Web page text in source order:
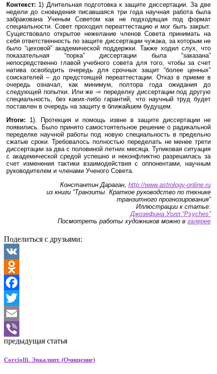
Контекст: 1) Длительная подготовка к защите диссертации. За две
недели до сновидения писавшаяся три года научная работа была
забракована Ученым Советом как не подходящая под формат
специальности. Совет проходил переаттестацию и мог быть закрыт.
Существовало открытое нежелание членов Совета принимать на
себя ответственность по защите диссертации чужака, за которым не
было “цеховой” академической поддержки. Также ходил слух, что
показательная “порка” диссертации была “заказана”
непосредственно главой учебного совета для того, чтобы за счет
натива освободить очередь для срочных защит “более ценных”
соискателей – до предстоящей переаттестации. Отказ в приеме в
очередь означал, как минимум, полтора года ожидания до
следующей попытки. Или же -= переделку диссертации под другую
специальность, без каких-либо гарантий, что научный труд будет
поставлен в очередь на защиту в ближайшем будущем.
Итоги: 1). Протекция и помощь извне в защите диссертации не
появились. Было принято самостоятельное решение о радикальной
переделке научной работы под новую специальность в предельно
сжатые сроки. Требовалось полностью переделать не менее трети
диссертации за два с половиной летних месяца. Тупиковая ситуация
с академической средой успешно и неконфликтно разрешилась за
счет изменения тактики взаимодействия с оппонентами, научным
руководителем и членами Ученого Совета.
Константин Дараган, http://www.astrology-online.ru
из книги “Транзиты. Краткое руководство по технике
транзитного прогнозирования”
Иллюстрации к статье:
Джозефина Уолл “Psyches”
Посмотреть работы художников можно в галерее
Поделиться с друзьями:
VK
Odnoklassniki
Facebook
Twitter
Email
Viber
предыдущая статья
Corciolli. Эвкалипт. (Очищение)